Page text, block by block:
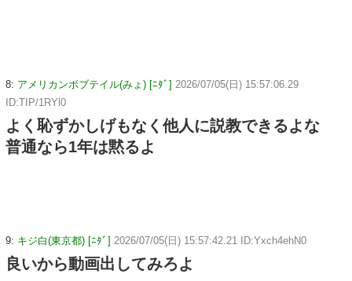
8: アメリカンボブテイル(みょ) [ﾆﾀﾞ] 2026/07/05(日) 15:57:06.29
ID:TIP/1RYl0
よく恥ずかしげもなく他人に説教できるよな
普通なら1年は黙るよ
9: キジ白(東京都) [ﾆﾀﾞ] 2026/07/05(日) 15:57:42.21 ID:Yxch4ehN0
良いから動画出してみろよ